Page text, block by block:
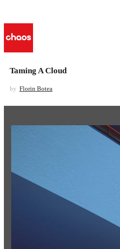
Taming A Cloud
by Florin Botea